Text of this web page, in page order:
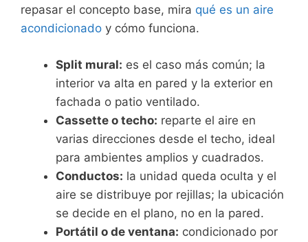
repasar el concepto base, mira qué es un aire
acondicionado y cómo funciona.
Split mural: es el caso más común; la
interior va alta en pared y la exterior en
fachada o patio ventilado.
Cassette o techo: reparte el aire en
varias direcciones desde el techo, ideal
para ambientes amplios y cuadrados.
Conductos: la unidad queda oculta y el
aire se distribuye por rejillas; la ubicación
se decide en el plano, no en la pared.
Portátil o de ventana: condicionado por